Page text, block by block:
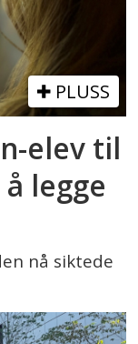
PLUSS
elev til
legge
nå siktede